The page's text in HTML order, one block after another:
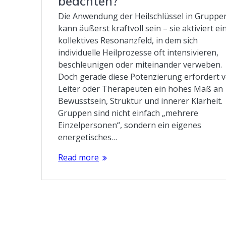
Die Anwendung der Heilschlüssel in
kann äußerst kraftvoll sein – sie aktiviert ein
kollektives Resonanzfeld, in dem sich
individuelle Heilprozesse oft intensivieren,
beschleunigen oder miteinander verweben.
Doch gerade diese Potenzierung erfordert
Leiter oder Therapeuten ein hohes Maß an
Bewusstsein, Struktur und innerer Klarheit.
Gruppen sind nicht einfach „mehrere
Einzelpersonen“, sondern ein eigenes
energetisches…
Read more